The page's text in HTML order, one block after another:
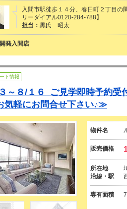
入間市駅徒歩１４分、春日町２丁目の
リーダイアル0120-284-788】
担当： 黒氏 昭太
発入間店
ト情報
～８/１６ ご見学即時予約受
気軽にお問合せ下さい♪≫
物件名
販売価格
所在地
沿線・駅
専有面積